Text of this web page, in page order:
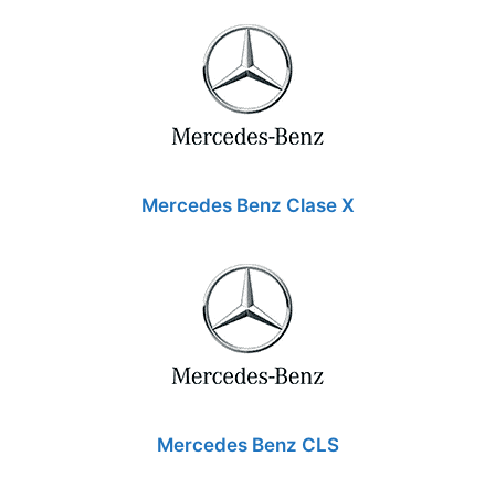
Mercedes Benz Clase X
Mercedes Benz CLS